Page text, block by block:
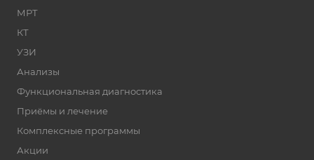
МРТ
КТ
УЗИ
Анализы
Функциональная диагностика
Приёмы и лечение
Комплексные программы
Акции